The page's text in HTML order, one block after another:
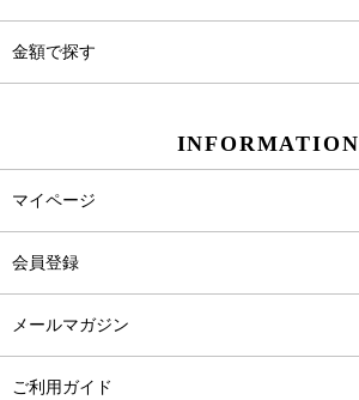
金額で探す
2,001円～4,000円
INFORMATION
マイページ
会員登録
メールマガジン
ご利用ガイド